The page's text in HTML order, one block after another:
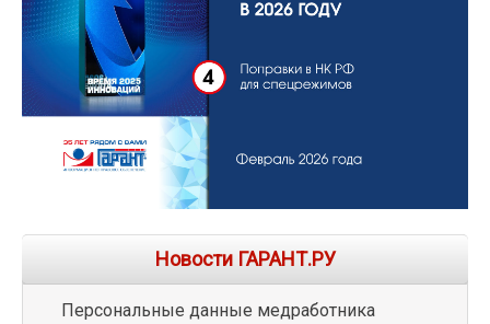
Новости ГАРАНТ.РУ
Персональные данные медработника